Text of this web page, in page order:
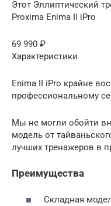
Этот Эллиптический
Proxima Enima II iPro
69 990 ₽
Характеристики
Enima II iPro крайне
профессиональному
Мы не могли обойти
модель от
лучших тренажеров в
Преимущества
Складная